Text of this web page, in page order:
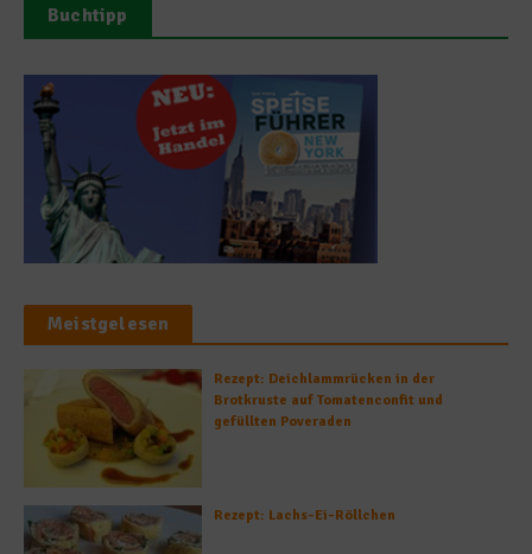
Buchtipp
Meistgelesen
Rezept: Deichlammrücken in der
Brotkruste auf Tomatenconfit und
gefüllten Poveraden
Rezept: Lachs-Ei-Röllchen